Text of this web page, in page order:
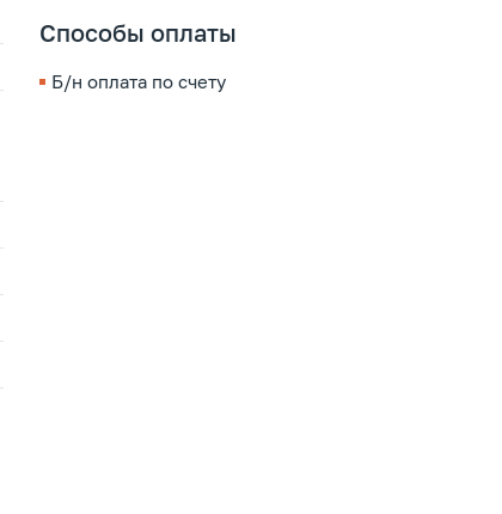
Способы оплаты
Б/н оплата по счету